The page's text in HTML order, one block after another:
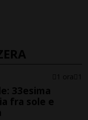
1 ora 1
33esima
fra sole e